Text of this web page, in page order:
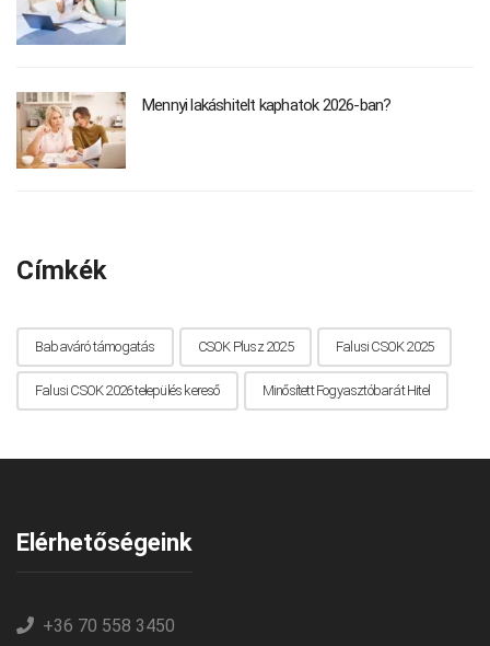
Mennyi lakáshitelt kaphatok 2026-ban?
Címkék
Babaváró támogatás CSOK Plusz 2025 Falusi CSOK 2025
Falusi CSOK 2026 település kereső Minősített Fogyasztóbarát Hitel
Elérhetőségeink
+36 70 558 3450